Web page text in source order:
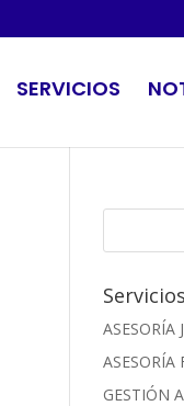
SERVICIOS
Servicios
ASESORÍA
ASESORÍA
GESTIÓN